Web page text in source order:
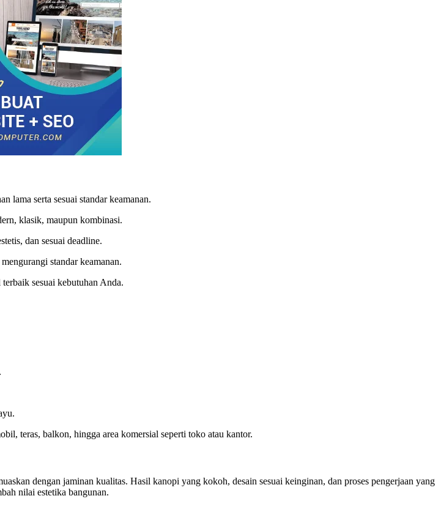
lama serta sesuai standar keamanan.
klasik, maupun kombinasi.
dan sesuai deadline.
standar keamanan.
sesuai kebutuhan Anda.
teras, balkon, hingga area komersial seperti toko atau kantor.
dengan jaminan kualitas. Hasil kanopi yang kokoh, desain sesuai keinginan, dan proses pengerjaan yang
nilai estetika bangunan.